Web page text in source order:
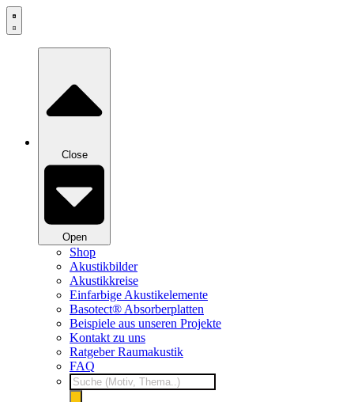
Zum
Inhalt
Close
Open
Shop
Akustikbilder
Akustikkreise
Einfarbige Akustikelemente
Basotect® Absorberplatten
Beispiele aus unseren Projekte
Kontakt zu uns
Ratgeber Raumakustik
FAQ
Products
search